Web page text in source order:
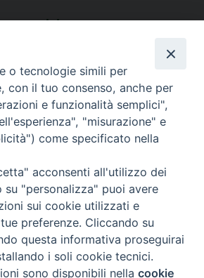
seguici su
di Bergamo - C. F. 01072200163 - Tutti i
-Note legali -Privacy policy
o tecnologie simili per
con il tuo consenso, anche per
e funzionalità semplici",
"misurazione" e
come specificato nella
acconsenti all'utilizzo dei
su "personalizza" puoi avere
sui cookie utilizzati e
preferenze. Cliccando su
questa informativa proseguirai
i soli cookie tecnici.
sono disponibili nellacookie